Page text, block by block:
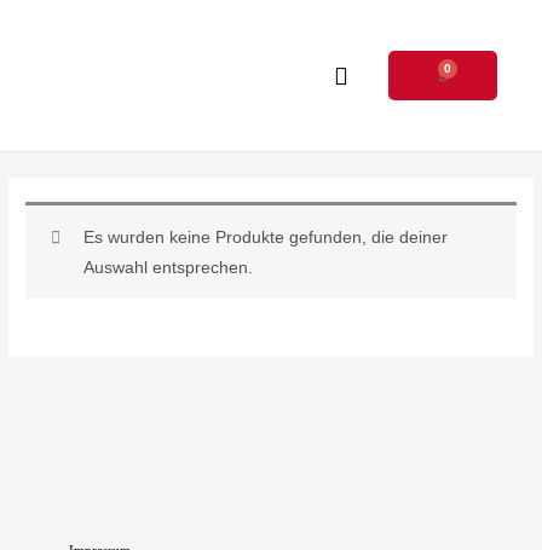
0
Warenkorb
Es wurden keine Produkte gefunden, die deiner
Auswahl entsprechen.